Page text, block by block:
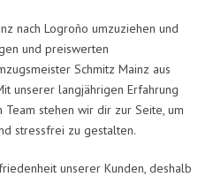
nach Logroño umzuziehen und
und preiswerten
Schmitz Mainz aus
unserer langjährigen Erfahrung
stehen wir dir zur Seite, um
stressfrei zu gestalten.
unserer Kunden, deshalb